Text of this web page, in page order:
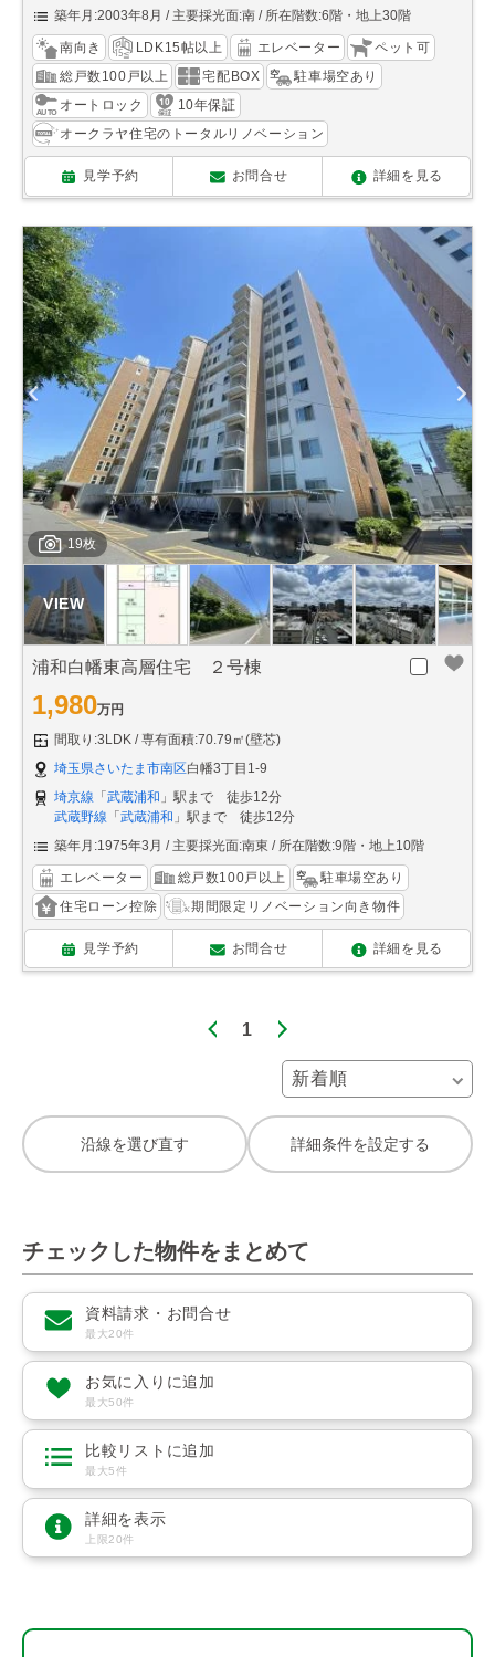
築年月:2003年8月
主要採光面:南 所在階数:6階・地上30階
南向き LDK15帖以上 エレベーター
ペット可
総戸数100戸以上
宅配BOX
駐車場空あり
オートロック
10年保証
オークラヤ住宅のトータルリノベーション
見学予約 お問合せ 詳細を見る
19枚
浦和白幡東高層住宅 ２号棟
1,980万円
間取り:3LDK
専有面積:70.79㎡(壁芯)
埼玉県さいたま市南区白幡3丁目1-9
埼京線 「武蔵浦和 」駅まで 徒歩12分
武蔵野線 「武蔵浦和 」駅まで 徒歩12分
築年月:1975年3月
主要採光面:南東 所在階数:9階・地上10階
エレベーター 総戸数100戸以上
駐車場空あり
住宅ローン控除
期間限定リノベーション向き物件
見学予約 お問合せ 詳細を見る
1
沿線を選び直す 詳細条件を設定する
チェックした物件をまとめて
資料請求・お問合せ
最大20件
お気に入りに追加
最大50件
比較リストに追加
最大5件
詳細を表示
上限20件